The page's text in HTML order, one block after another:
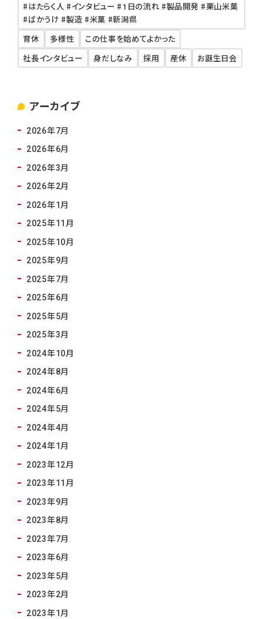
#はたらく人 #インタビュー #1日の流れ #製品開発 #栗山米菓
#ばかうけ #製造 #米菓 #新潟県
育休
多様性
この仕事を始めてよかった
社長インタビュー
身だしなみ 採用 産休 お誕生日会
アーカイブ
2026年7月
2026年6月
2026年3月
2026年2月
2026年1月
2025年11月
2025年10月
2025年9月
2025年7月
2025年6月
2025年5月
2025年3月
2024年10月
2024年8月
2024年6月
2024年5月
2024年4月
2024年1月
2023年12月
2023年11月
2023年9月
2023年8月
2023年7月
2023年6月
2023年5月
2023年2月
2023年1月